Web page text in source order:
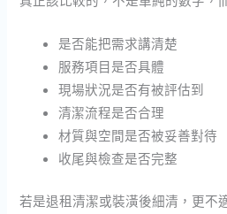
是否能把需求講清楚
服務項目是否具體
現場狀況是否有被評估到
清潔流程是否合理
材質與空間是否被妥善對待
收尾與檢查是否完整
若是退租清潔或裝潢後細清，更不